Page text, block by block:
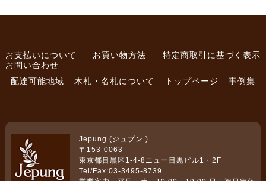
お支払いについて お買い物方法
特定商取引に基づく表示
お問い合わせ
配達可能地域
木札・名札について トップページ 事例集
Jepung (ジュプン )
〒153-0063
東京都目黒区1-4-8ニュー目黒ビル1・2F
Tel/Fax:03-3495-8739